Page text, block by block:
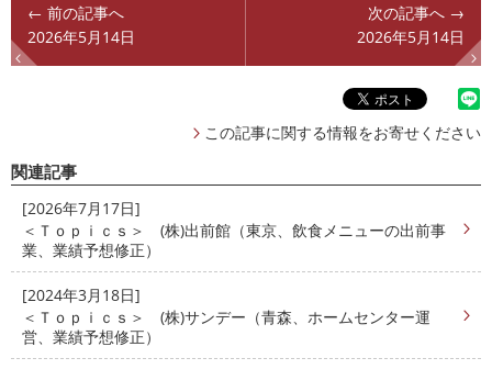
← 前の記事へ
2026年5月14日
次の記事へ →
2026年5月14日
この記事に関する情報をお寄せください
関連記事
[2026年7月17日]
＜Ｔｏｐｉｃｓ＞ (株)出前館（東京、飲食メニューの出前事
業、業績予想修正）
[2024年3月18日]
＜Ｔｏｐｉｃｓ＞ (株)サンデー（青森、ホームセンター運
営、業績予想修正）